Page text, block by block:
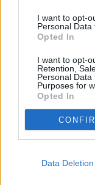
I want to opt-
Personal Data
Opted In
I want to opt-
Retention,
Personal
Purposes for
Opted In
Data Deletion
Leicht